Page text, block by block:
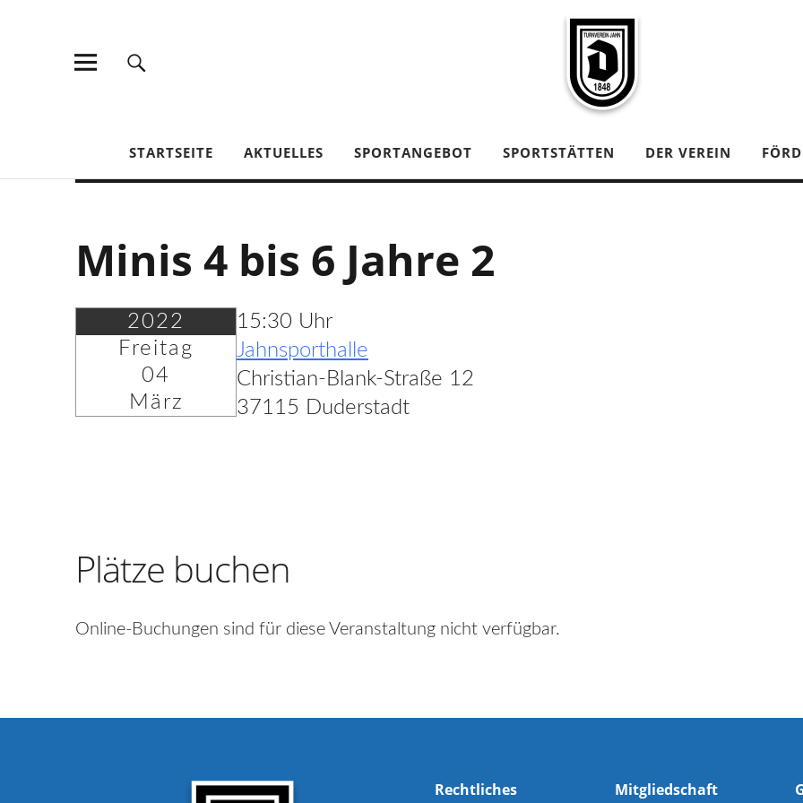
STARTSEITE AKTUELLES SPORTANGEBOT SPORTSTÄTTEN DER VEREIN
Minis 4 bis 6 Jahre 2
2022
Freitag
04
März
15:30 Uhr
Jahnsporthalle
Christian-Blank-Straße 12
37115 Duderstadt
Plätze buchen
Online-Buchungen sind für diese Veranstaltung nicht verfügbar.
Rechtliches Mitgliedschaft